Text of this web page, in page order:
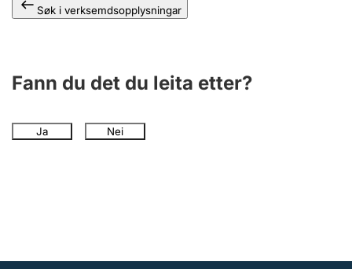
Søk i verksemdsopplysningar
Fann du det du leita etter?
Ja Nei